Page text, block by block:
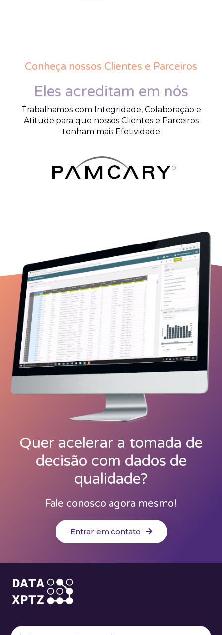
Conheça nossos Clientes e Parceiros
Eles acreditam em nós
Trabalhamos com Integridade, Colaboração e
Atitude para que nossos Clientes e Parceiros
tenham mais Efetividade
Quer acelerar a tomada de
decisão com dados de
qualidade?
Fale conosco agora mesmo!
Entrar em contato